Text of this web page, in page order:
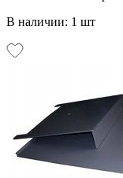
В наличии: 1 шт